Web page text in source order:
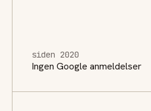
siden 2020
Ingen Google anmeldelser